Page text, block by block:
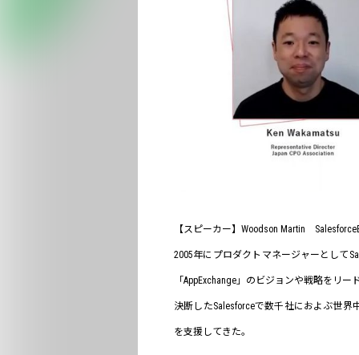
【スピーカー】Woodson Martin
2005年にプロダクトマネージャーとして
「AppExchange」のビジョンや戦略をリ
決断したSalesforceで数千社におよぶ世界
を支援してきた。